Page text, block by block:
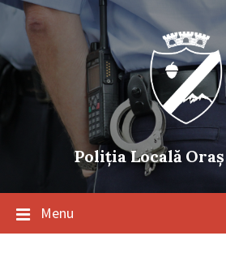
Skip
content
Skip
main
navigation
Skip
footer
Poliția Locală
Menu